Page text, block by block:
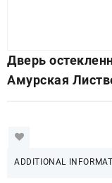
Дверь
Амурская
ADDITIONAL